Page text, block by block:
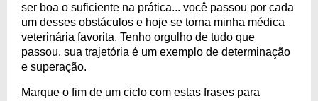
ser boa o suficiente na prática... você passou por cada
um desses obstáculos e hoje se torna minha médica
veterinária favorita. Tenho orgulho de tudo que
passou, sua trajetória é um exemplo de determinação
e superação.
Marque o fim de um ciclo com estas frases para